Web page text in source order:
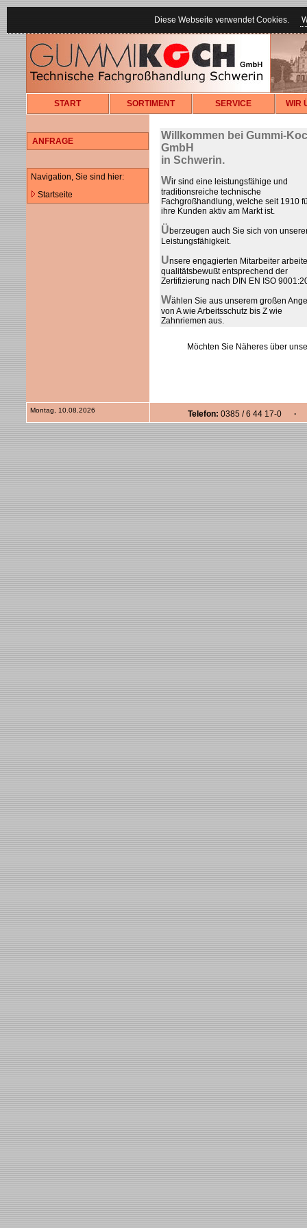
Diese Webseite verwendet Cookies.
START SORTIMENT SERVICE WIR
ANFRAGE
Navigation, Sie sind hier:
Startseite
Willkommen bei Gummi-
GmbH
in Schwerin.
Wir sind eine leistungsfähige und
traditionsreiche technische
Fachgroßhandlung, welche seit 1910
ihre Kunden aktiv am Markt ist.
Überzeugen auch Sie sich von
Leistungsfähigkeit.
Unsere engagierten Mitarbeiter
qualitätsbewußt entsprechend der
Zertifizierung nach DIN EN ISO
Wählen Sie aus unserem großen
von A wie Arbeitsschutz bis Z wie
Zahnriemen aus.
Möchten Sie Näheres über
Montag, 10.08.2026 Telefon: 0385 / 6 44 17-0 ·